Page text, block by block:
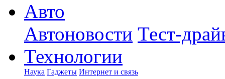
Авто
Автоновости Тест-
Технологии
Наука Гаджеты Интернет и связь